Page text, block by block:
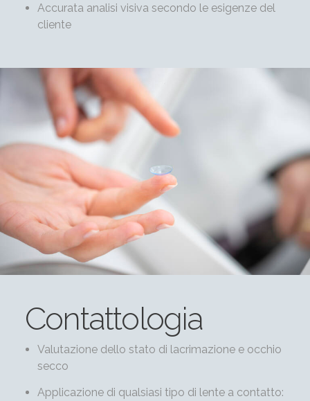
Accurata analisi visiva secondo le esigenze del
cliente
Contattologia
Valutazione dello stato di lacrimazione e occhio
secco
Applicazione di qualsiasi tipo di lente a contatto: